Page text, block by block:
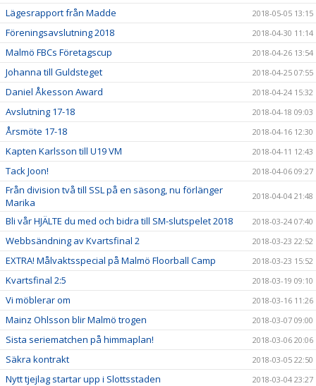
Lägesrapport från Madde 2018-05-05 13:15
Föreningsavslutning 2018 2018-04-30 11:14
Malmö FBCs Företagscup 2018-04-26 13:54
Johanna till Guldsteget 2018-04-25 07:55
Daniel Åkesson Award 2018-04-24 15:32
Avslutning 17-18 2018-04-18 09:03
Årsmöte 17-18 2018-04-16 12:30
Kapten Karlsson till U19 VM 2018-04-11 12:43
Tack Joon! 2018-04-06 09:27
Från division två till SSL på en säsong, nu förlänger
Marika
2018-04-04 21:48
Bli vår HJÄLTE du med och bidra till SM-slutspelet 2018 2018-03-24 07:40
Webbsändning av Kvartsfinal 2 2018-03-23 22:52
EXTRA! Målvaktsspecial på Malmö Floorball Camp 2018-03-23 15:52
Kvartsfinal 2:5 2018-03-19 09:10
Vi möblerar om 2018-03-16 11:26
Mainz Ohlsson blir Malmö trogen 2018-03-07 09:00
Sista seriematchen på himmaplan! 2018-03-06 20:06
Säkra kontrakt 2018-03-05 22:50
Nytt tjejlag startar upp i Slottsstaden 2018-03-04 23:27